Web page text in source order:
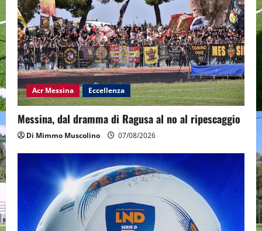
Acr Messina Eccellenza
Messina, dal dramma di Ragusa al no al ripescaggio
Di Mimmo Muscolino 07/08/2026